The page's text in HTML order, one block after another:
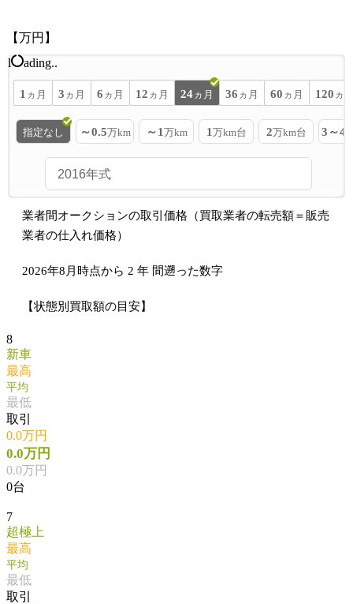
【万円】
l
ading..
1 ヵ月 3 ヵ月 6 ヵ月 12 ヵ月 24 ヵ月 36 ヵ月 60 ヵ月 120 ヵ
指定なし ～0.5万km ～1 万km 1 万km台 2万km台 3～4
業者間オークションの取引価格（買取業者の転売額＝販売
業者の仕入れ価格）
2026年8月時点から 2 年 間遡った数字
【状態別買取額の目安】
8
新車
最高
平均
最低
取引
0.0万円
0.0万円
0.0万円
0台
7
超極上
最高
平均
最低
取引